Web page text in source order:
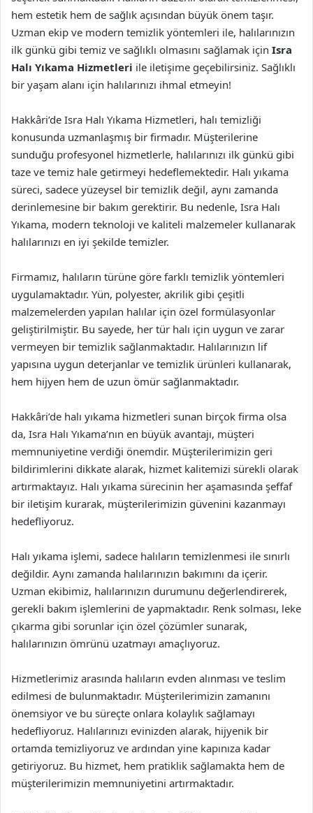
hem estetik hem de sağlık açısından büyük önem taşır.
Uzman ekip ve modern temizlik yöntemleri ile, halılarınızın
ilk günkü gibi temiz ve sağlıklı olmasını sağlamak için Isra
Halı Yıkama Hizmetleri ile iletişime geçebilirsiniz. Sağlıklı
bir yaşam alanı için halılarınızı ihmal etmeyin!
Hakkâri’de Isra Halı Yıkama Hizmetleri, halı temizliği
konusunda uzmanlaşmış bir firmadır. Müşterilerine
sunduğu profesyonel hizmetlerle, halılarınızı ilk günkü gibi
taze ve temiz hale getirmeyi hedeflemektedir. Halı yıkama
süreci, sadece yüzeysel bir temizlik değil, aynı zamanda
derinlemesine bir bakım gerektirir. Bu nedenle, Isra Halı
Yıkama, modern teknoloji ve kaliteli malzemeler kullanarak
halılarınızı en iyi şekilde temizler.
Firmamız, halıların türüne göre farklı temizlik yöntemleri
uygulamaktadır. Yün, polyester, akrilik gibi çeşitli
malzemelerden yapılan halılar için özel formülasyonlar
geliştirilmiştir. Bu sayede, her tür halı için uygun ve zarar
vermeyen bir temizlik sağlanmaktadır. Halılarınızın lif
yapısına uygun deterjanlar ve temizlik ürünleri kullanarak,
hem hijyen hem de uzun ömür sağlanmaktadır.
Hakkâri’de halı yıkama hizmetleri sunan birçok firma olsa
da, Isra Halı Yıkama’nın en büyük avantajı, müşteri
memnuniyetine verdiği önemdir. Müşterilerimizin geri
bildirimlerini dikkate alarak, hizmet kalitemizi sürekli olarak
artırmaktayız. Halı yıkama sürecinin her aşamasında şeffaf
bir iletişim kurarak, müşterilerimizin güvenini kazanmayı
hedefliyoruz.
Halı yıkama işlemi, sadece halıların temizlenmesi ile sınırlı
değildir. Aynı zamanda halılarınızın bakımını da içerir.
Uzman ekibimiz, halılarınızın durumunu değerlendirerek,
gerekli bakım işlemlerini de yapmaktadır. Renk solması, leke
çıkarma gibi sorunlar için özel çözümler sunarak,
halılarınızın ömrünü uzatmayı amaçlıyoruz.
Hizmetlerimiz arasında halıların evden alınması ve teslim
edilmesi de bulunmaktadır. Müşterilerimizin zamanını
önemsiyor ve bu süreçte onlara kolaylık sağlamayı
hedefliyoruz. Halılarınızı evinizden alarak, hijyenik bir
ortamda temizliyoruz ve ardından yine kapınıza kadar
getiriyoruz. Bu hizmet, hem pratiklik sağlamakta hem de
müşterilerimizin memnuniyetini artırmaktadır.